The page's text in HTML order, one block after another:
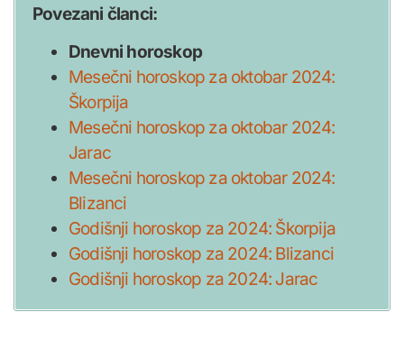
Povezani članci:
Dnevni horoskop
Mesečni horoskop za oktobar 2024:
Škorpija
Mesečni horoskop za oktobar 2024:
Jarac
Mesečni horoskop za oktobar 2024:
Blizanci
Godišnji horoskop za 2024: Škorpija
Godišnji horoskop za 2024: Blizanci
Godišnji horoskop za 2024: Jarac